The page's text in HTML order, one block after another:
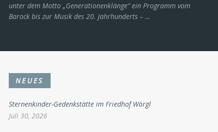
unter dem Motto „Generationenklänge“ ein Programm vom
Barock bis zur Musik des 20. Jahrhunderts ­– …
NEUES
Sternenkinder-Gedenkstätte im Friedhof Wörgl
Juli 30, 2026